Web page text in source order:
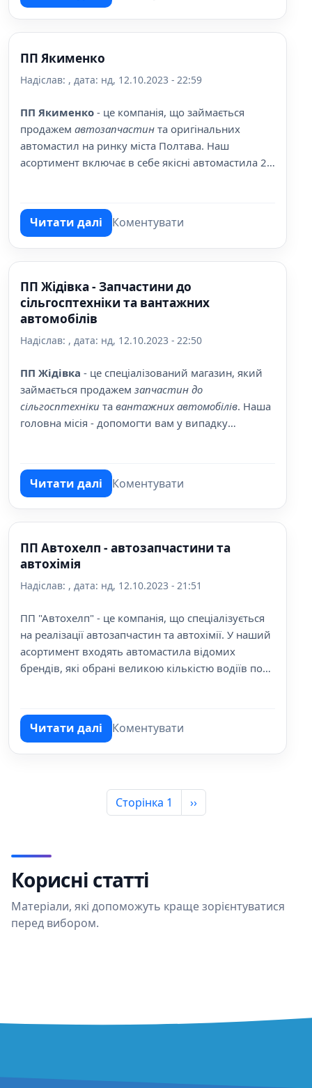
ПП Якименко
Надіслав: , дата: нд, 12.10.2023 - 22:59
ПП Якименко - це компанія, що займається
продажем автозапчастин та оригінальних
автомастил на ринку міста Полтава. Наш
асортимент включає в себе якісні автомастила 2т
Читати даліпро ПП Якименко
Коментувати
ПП Жідівка - Запчастини до
сільгосптехніки та вантажних
автомобілів
Надіслав: , дата: нд, 12.10.2023 - 22:50
ПП Жідівка - це спеціалізований магазин, який
займається продажем запчастин до
сільгосптехніки та вантажних автомобілів. Наша
головна місія - допомогти вам у випадку
Читати даліпро ПП Жідівка - Запчастини до
Коментувати
ПП Автохелп - автозапчастини та
автохімія
Надіслав: , дата: нд, 12.10.2023 - 21:51
ПП "Автохелп" - це компанія, що спеціалізується
на реалізації автозапчастин та автохімії. У наший
асортимент входять автомастила відомих
брендів, які обрані великою кількістю водіїв по
Читати даліпро ПП Автохелп - автозапчастини та
Коментувати
Сторінка 1 Наступна сторінка
››
Корисні статті
Матеріали, які допоможуть краще зорієнтуватися
перед вибором.